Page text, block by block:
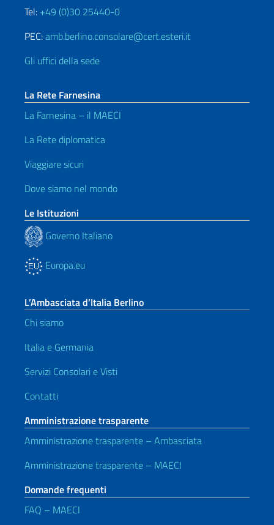
Tel: +49 (0)30 25440-0
PEC:amb.berlino.consolare@cert.esteri.it
Gli uffici della sede
La Rete Farnesina
La Farnesina – il MAECI
La Rete diplomatica
Viaggiare sicuri
Dove siamo nel mondo
Le Istituzioni
Governo Italiano
Europa.eu
L’Ambasciata d’Italia Berlino
Chi siamo
Italia e Germania
Servizi Consolari e Visti
Contatti
Amministrazione trasparente
Amministrazione trasparente – Ambasciata
Amministrazione trasparente – MAECI
Domande frequenti
FAQ – MAECI